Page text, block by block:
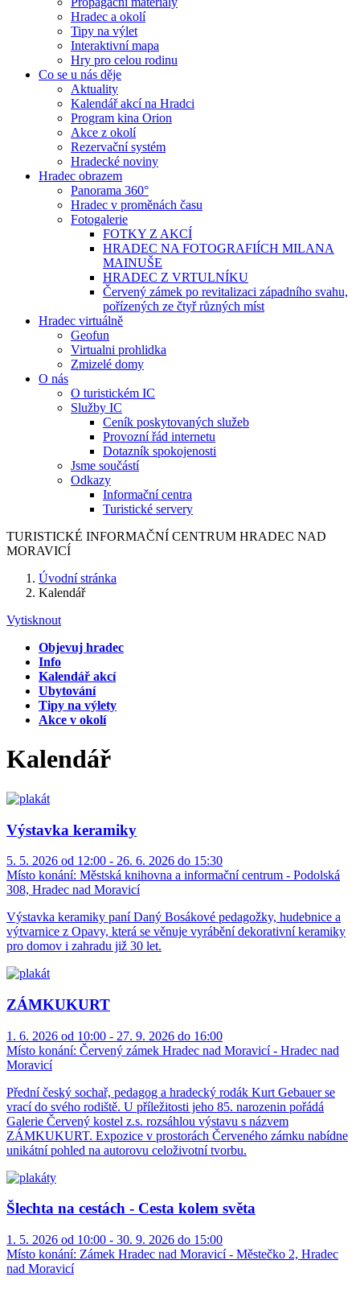
Hradec a okolí
Tipy na výlet
Interaktivní mapa
Hry pro celou rodinu
Co se u nás děje
Aktuality
Kalendář akcí na Hradci
Program kina Orion
Akce z okolí
Rezervační systém
Hradecké noviny
Hradec obrazem
Panorama 360°
Hradec v proměnách času
Fotogalerie
FOTKY Z AKCÍ
HRADEC NA FOTOGRAFIÍCH MILANA
MAINUŠE
HRADEC Z VRTULNÍKU
Červený zámek po revitalizaci západního svahu,
pořízených ze čtyř různých míst
Hradec virtuálně
Geofun
Virtualni prohlidka
Zmizelé domy
O nás
O turistickém IC
Služby IC
Ceník poskytovaných služeb
Provozní řád internetu
Dotazník spokojenosti
Jsme součástí
Odkazy
Informační centra
Turistické servery
TURISTICKÉ INFORMAČNÍ CENTRUM HRADEC NAD
MORAVICÍ
Úvodní stránka
Kalendář
Vytisknout
Objevuj hradec
Info
Kalendář akcí
Ubytování
Tipy na výlety
Akce v okolí
Kalendář
Výstavka keramiky
5. 5. 2026 od 12:00 - 26. 6. 2026 do 15:30
Místo konání: Městská knihovna a informační centrum - Podolská
308, Hradec nad Moravicí
Výstavka keramiky paní Daný Bosákové pedagožky, hudebnice a
výtvarnice z Opavy, která se věnuje vyrábění dekorativní keramiky
pro domov i zahradu již 30 let.
ZÁMKUKURT
1. 6. 2026 od 10:00 - 27. 9. 2026 do 16:00
Místo konání: Červený zámek Hradec nad Moravicí - Hradec nad
Moravicí
Přední český sochař, pedagog a hradecký rodák Kurt Gebauer se
vrací do svého rodiště. U příležitosti jeho 85. narozenin pořádá
Galerie Červený kostel z.s. rozsáhlou výstavu s názvem
ZÁMKUKURT. Expozice v prostorách Červeného zámku nabídne
unikátní pohled na autorovu celoživotní tvorbu.
Šlechta na cestách - Cesta kolem světa
1. 5. 2026 od 10:00 - 30. 9. 2026 do 15:00
Místo konání: Zámek Hradec nad Moravicí - Městečko 2, Hradec
nad Moravicí